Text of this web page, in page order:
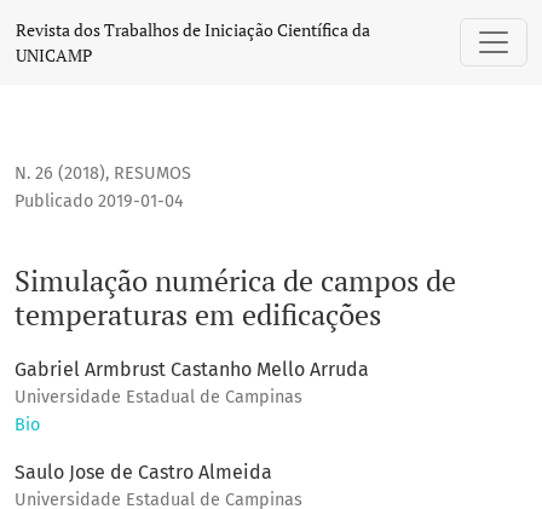
Simulação numérica de campos de temperaturas em
Revista dos Trabalhos de Iniciação Científica da
UNICAMP
N. 26 (2018), RESUMOS
Simulação numérica de campos de
temperaturas em edificações
Publicado 2019-01-04
Gabriel Armbrust Castanho Mello Arruda
Universidade Estadual de Campinas
Bio
Saulo Jose de Castro Almeida
Universidade Estadual de Campinas